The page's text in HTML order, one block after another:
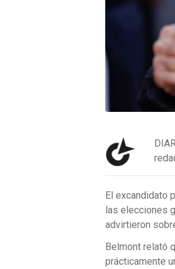
El excandidato
las elecciones
advirtieron
Belmont relató
prácticamente